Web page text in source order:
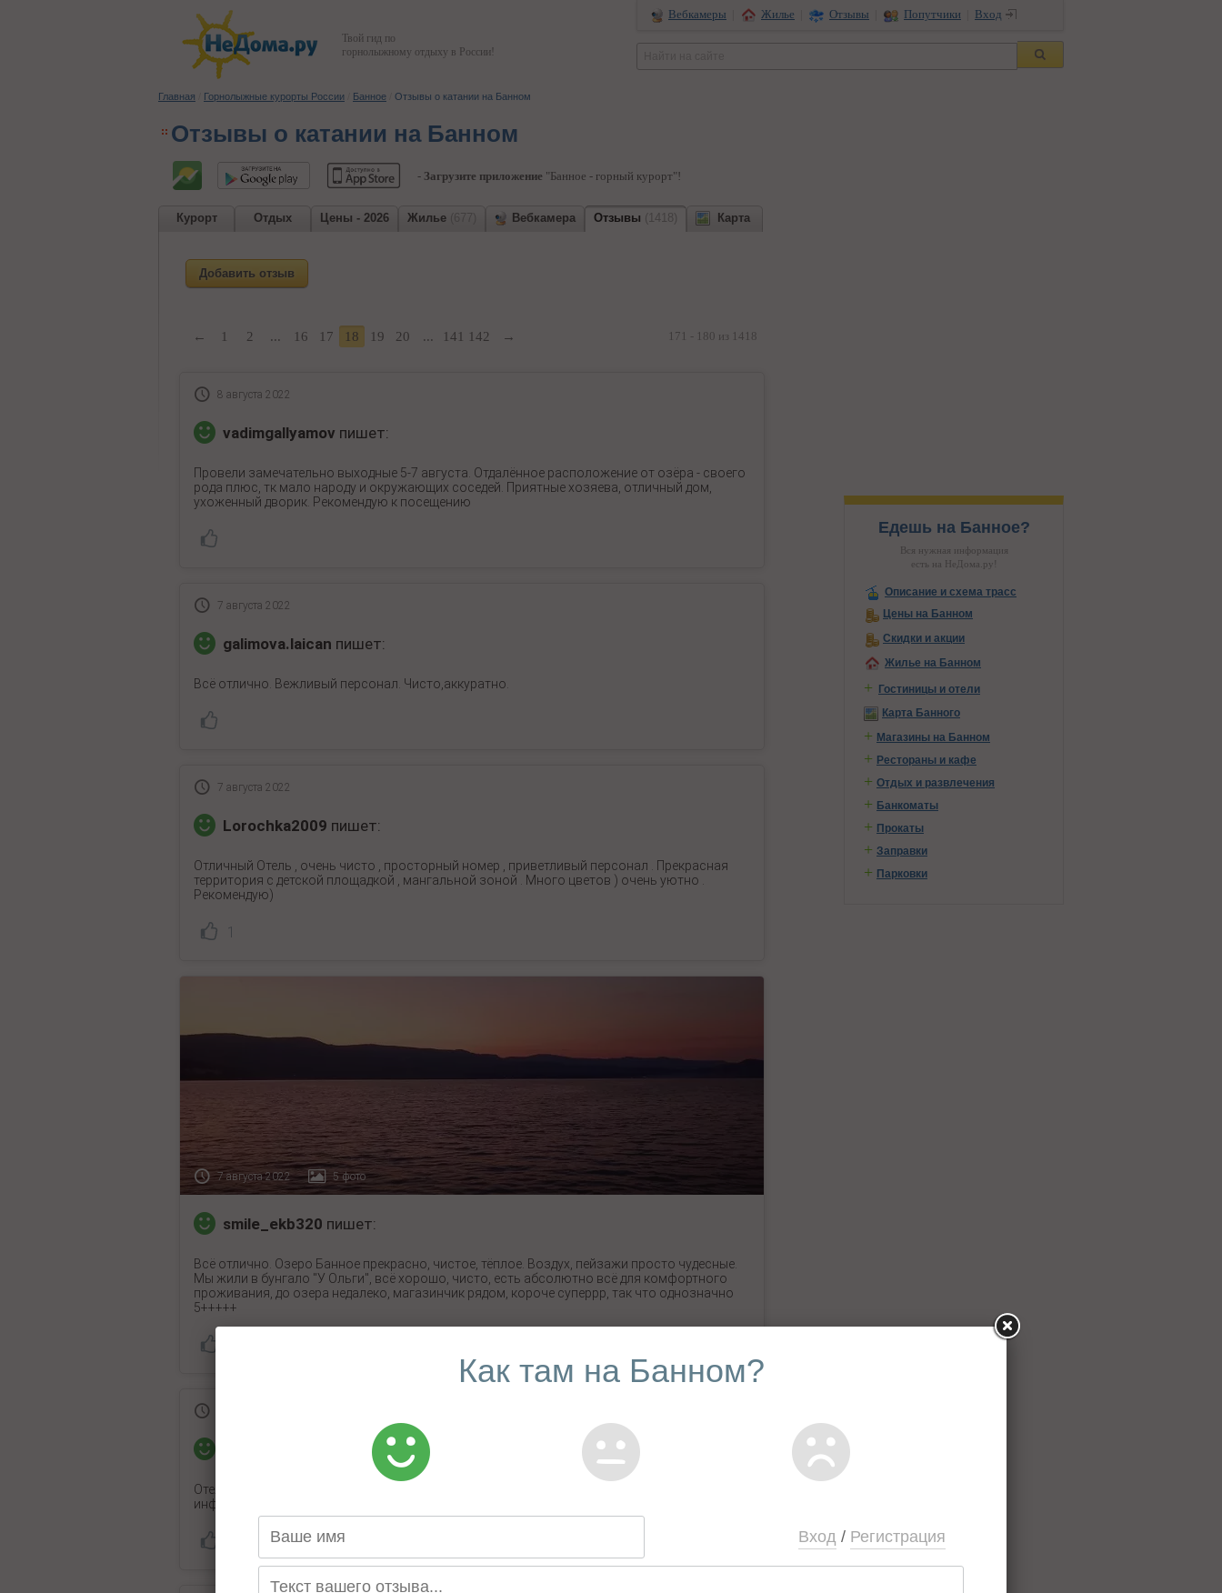
Твой гид по
горнолыжному отдыху в России!
Вебкамеры Жилье Отзывы Попутчики Вход
Главная Горнолыжные курорты России Банное Отзывы о катании на Банном
Отзывы о катании на Банном
- Загрузите приложение "Банное - горный курорт"!
Курорт Отдых Цены - 2026 Жилье Вебкамера Отзывы (1418) Карта
Добавить отзыв
171 - 180 из 1418
← 1 2 ... 16 17 18 19 20 ... 141 142 →
8 августа 2022
vadimgallyamov пишет:
Провели замечательно выходные 5-7 августа. Отдалённое расположение от озёра - своего
рода плюс, тк мало народу и окружающих соседей. Приятные хозяева, отличный дом,
ухоженный дворик. Рекомендую к посещению
7 августа 2022
galimova.laican пишет:
Всё отлично. Вежливый персонал. Чисто,аккуратно.
7 августа 2022
Lorochka2009 пишет:
Отличный Отель , очень чисто , просторный номер , приветливый персонал . Прекрасная
территория с детской площадкой , мангальной зоной . Много цветов ) очень уютно .
Рекомендую)
1
7 августа 2022 5 фото
smile_ekb320 пишет:
Всё отлично. Озеро Банное прекрасно, чистое, тёплое. Воздух, пейзажи просто чудесные.
Мы жили в бунгало "У Ольги", всё хорошо, чисто, есть абсолютно всё для комфортного
проживания, до озера недалеко, магазинчик рядом, короче суперрр, так что однозначно
5+++++
Отель хороший, хозяйка доброжелательная. В районе Якты-куля для отдыха нет никакой
инфраструктуры (кафе, магазины, пешеходные зоны).
Едешь на Банное?
Вся нужная информация
есть на НеДома.ру!
Описание и схема трасс
Цены на Банном
Скидки и акции
Жилье на Банном
+
Гостиницы и отели
Карта Банного
+ Магазины на Банном
+ Рестораны и кафе
+ Отдых и развлечения
+ Банкоматы
+ Прокаты
+ Заправки
+ Парковки
Как там на Банном?
Вход / Регистрация